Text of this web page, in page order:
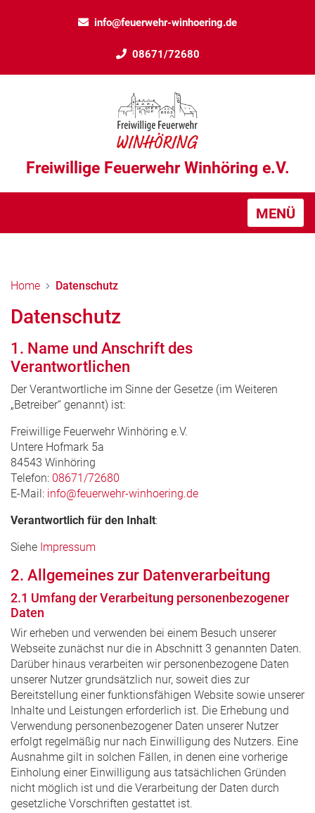
info@feuerwehr-winhoering.de
08671/72680
Freiwillige Feuerwehr Winhöring e.V.
MENÜ
Home Datenschutz
Datenschutz
1. Name und Anschrift des
Verantwortlichen
Der Verantwortliche im Sinne der Gesetze (im Weiteren
„Betreiber“ genannt) ist:
Freiwillige Feuerwehr Winhöring e.V.
Untere Hofmark 5a
84543 Winhöring
Telefon: 08671/72680
E-Mail: info@feuerwehr-winhoering.de
Verantwortlich für den Inhalt:
Siehe Impressum
2. Allgemeines zur Datenverarbeitung
2.1 Umfang der Verarbeitung personenbezogener
Daten
Wir erheben und verwenden bei einem Besuch unserer
Webseite zunächst nur die in Abschnitt 3 genannten Daten.
Darüber hinaus verarbeiten wir personenbezogene Daten
unserer Nutzer grundsätzlich nur, soweit dies zur
Bereitstellung einer funktionsfähigen Website sowie unserer
Inhalte und Leistungen erforderlich ist. Die Erhebung und
Verwendung personenbezogener Daten unserer Nutzer
erfolgt regelmäßig nur nach Einwilligung des Nutzers. Eine
Ausnahme gilt in solchen Fällen, in denen eine vorherige
Einholung einer Einwilligung aus tatsächlichen Gründen
nicht möglich ist und die Verarbeitung der Daten durch
gesetzliche Vorschriften gestattet ist.